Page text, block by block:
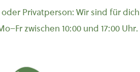
Privatperson: Wir sind für
zwischen 10:00 und 17:00 Uhr.